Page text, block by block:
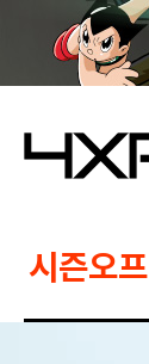
시즌오프